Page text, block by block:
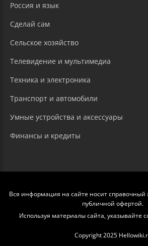
Россия и язык
Сделай сам
Сельское хозяйство
Телевидение и мультимедиа
Техника и электроника
Транспорт и автомобили
Умные устройства и аксессуары
Финансы и кредиты
Вся информация на сайте носит справочный
публичной офертой.
Используя материалы сайта, указывайте
Copyright 2025